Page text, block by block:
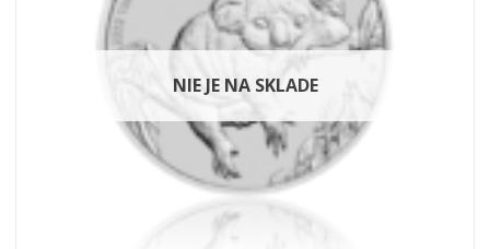
NIE JE NA SKLADE